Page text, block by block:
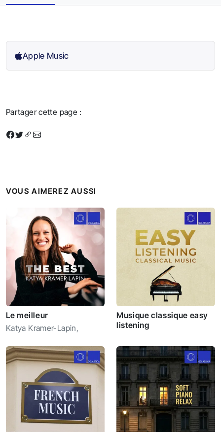
Apple Music
Partager cette page :
VOUS AIMEREZ AUSSI
Le meilleur
Katya Kramer-Lapin,
Musique classique easy
listening